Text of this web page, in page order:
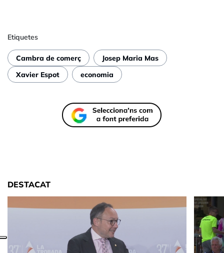
Etiquetes
Cambra de comerç
Josep Maria Mas
Xavier Espot
economia
DESTACAT